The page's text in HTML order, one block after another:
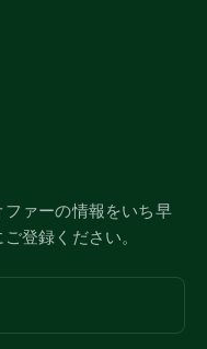
ァーの情報をいち早
登録ください。